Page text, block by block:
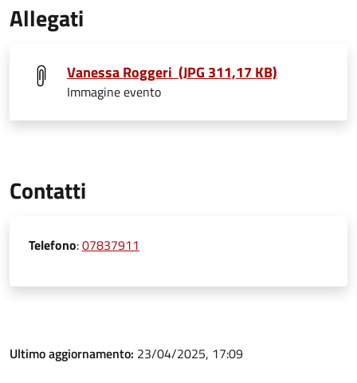
Allegati
Vanessa Roggeri (JPG 311,17 KB)
Immagine evento
Contatti
Telefono:07837911
Ultimo aggiornamento: 23/04/2025, 17:09